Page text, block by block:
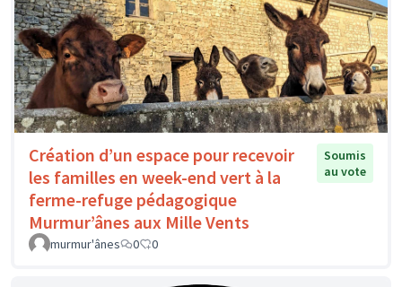
Création d’un espace pour recevoir
les familles en week-end vert à la
ferme-refuge pédagogique
Murmur’ânes aux Mille Vents
Soumis
au vote
murmur'ânes 0 0